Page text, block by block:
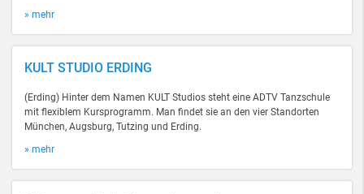
» mehr
KULT STUDIO ERDING
(Erding) Hinter dem Namen KULT Studios steht eine ADTV Tanzschule
mit flexiblem Kursprogramm. Man findet sie an den vier Standorten
München, Augsburg, Tutzing und Erding.
» mehr